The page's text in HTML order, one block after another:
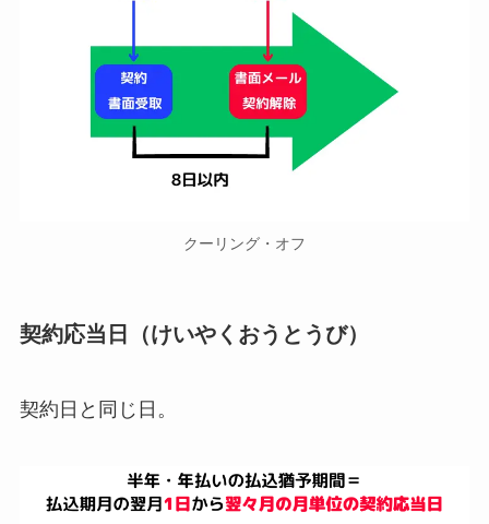
クーリング・オフ
契約応当日（けいやくおうとうび）
契約日と同じ日。